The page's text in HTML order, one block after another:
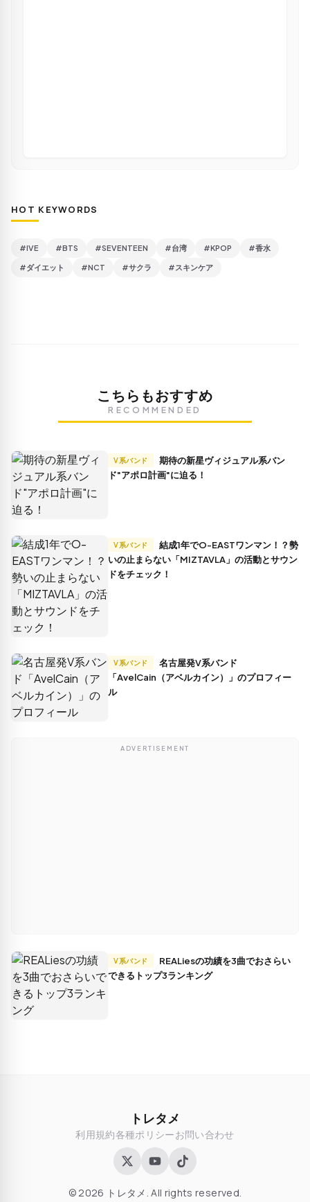
HOT KEYWORDS
#IVE #BTS #SEVENTEEN #台湾 #KPOP #香水
#ダイエット #NCT #サクラ #スキンケア
こちらもおすすめ
RECOMMENDED
V系バンド
ド"アポロ計画"に迫る！
V系バンド
いの止まらない「MIZTAVLA」の活動とサウン
ドをチェック！
V系バンド
「AvelCain（アベルカイン）」のプロフィー
ル
ADVERTISEMENT
V系バンド
できるトップ3ランキング
トレタメ
利用規約各種ポリシーお問い合わせ
© 2026 トレタメ. All rights reserved.